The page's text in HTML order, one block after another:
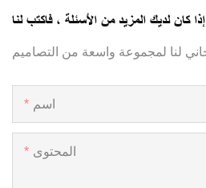
إذا كان لديك المزيد من الأسئلة ، فاكتب لنا
اسم
المحتوى